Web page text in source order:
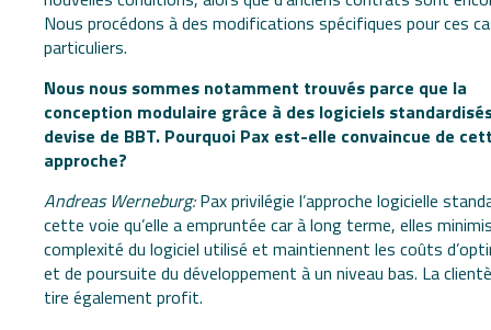
Nous procédons à des modifications spécifiques pour ces
particuliers.
Nous nous sommes notamment trouvés parce que la
conception modulaire grâce à des logiciels
devise de BBT. Pourquoi Pax est-elle convaincue de
approche?
Andreas Werneburg:Pax privilégie l’approche logicielle
cette voie qu’elle a empruntée car à long terme, elles
complexité du logiciel utilisé et maintiennent les coûts
et de poursuite du développement à un niveau bas. La
tire également profit.